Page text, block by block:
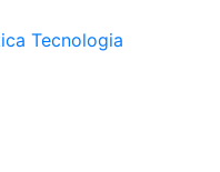
Tecnologia